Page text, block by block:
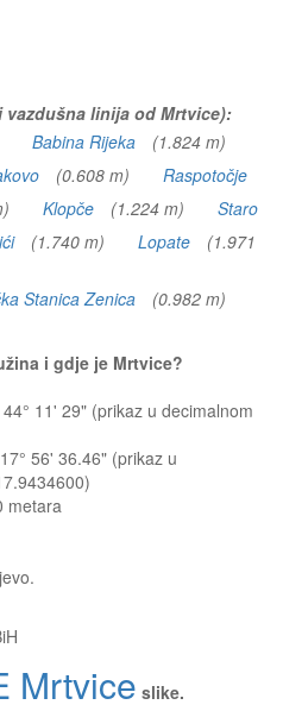
linija od Mrtvice):
Babina Rijeka
(1.824 m)
(0.608 m)
Raspotočje
Klopče (1.224 m)
Staro
(1.740 m) Lopate
(1.971
Stanica Zenica (0.982 m)
i gdje je Mrtvice?
11' 29" (prikaz u decimalnom
56' 36.46" (prikaz u
metara
Mrtvice slike.